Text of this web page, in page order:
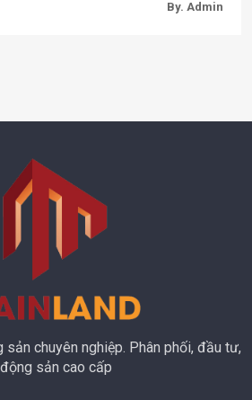
By. Admin
chuyên nghiệp. Phân phối, đầu tư,
sản cao cấp